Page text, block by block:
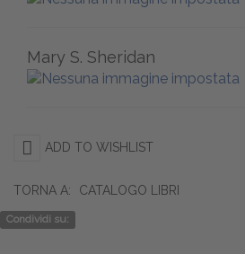
Mary S. Sheridan
ADD TO WISHLIST
TORNA A: CATALOGO LIBRI
Condividi su: